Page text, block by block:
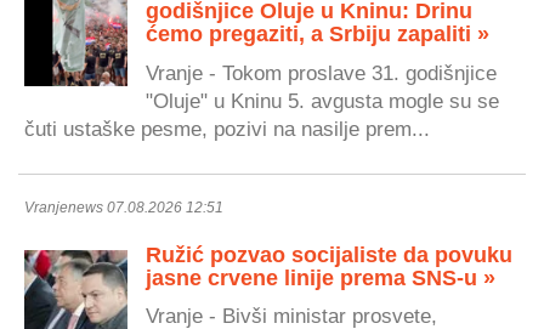
godišnjice Oluje u Kninu: Drinu
ćemo pregaziti, a Srbiju zapaliti »
Vranje - Tokom proslave 31. godišnjice
"Oluje" u Kninu 5. avgusta mogle su se
čuti ustaške pesme, pozivi na nasilje prem...
Vranjenews 07.08.2026 12:51
Ružić pozvao socijaliste da povuku
jasne crvene linije prema SNS-u »
Vranje - Bivši ministar prosvete,